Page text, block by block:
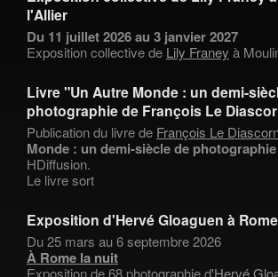
l'Allier
Du 11 juillet 2026 au 3 janvier 2027
Exposition collective de Lily Franey à
Livre "Un Autre Monde : un demi-
photographie de François Le
Publication du livre de François Le
Monde : un demi-siècle de photographie
HDiffusion.
Le livre sort
Exposition d'Hervé Gloaguen à Rome
Du 25 mars au 6 septembre 2026
À Rome la nuit